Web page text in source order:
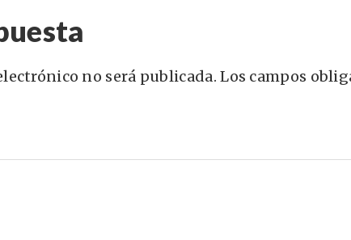
no será publicada. Los campos